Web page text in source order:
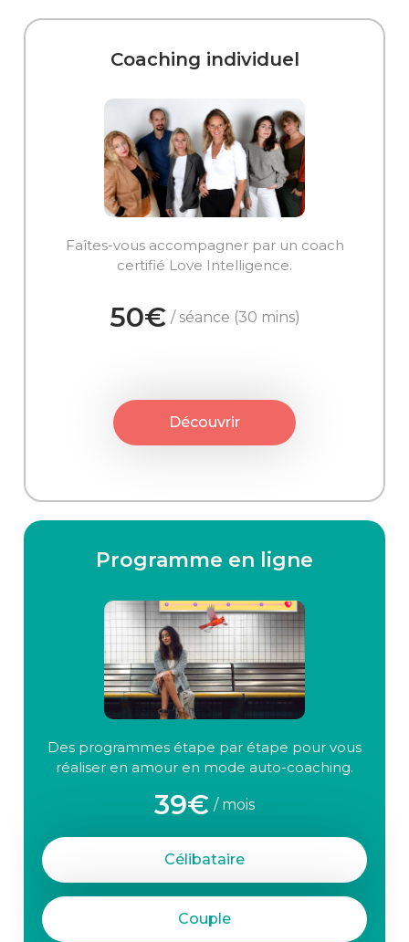
Coaching individuel
Faîtes-vous accompagner par un coach
certifié Love Intelligence.
50€ / séance (30 mins)
Découvrir
Programme en ligne
Des programmes étape par étape pour vous
réaliser en amour en mode auto-coaching.
39€ / mois
Célibataire
Couple